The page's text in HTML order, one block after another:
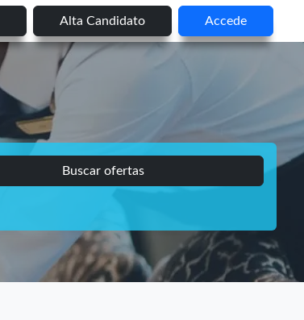
Alta Candidato Accede
Buscar ofertas